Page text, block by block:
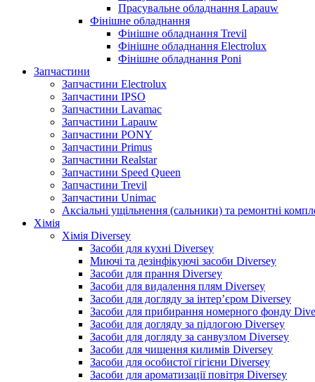
Прасувальне обладнання Lapauw
Фінішне обладнання
Фінішне обладнання Trevil
Фінішне обладнання Electrolux
Фінішне обладнання Poni
Запчастини
Запчастини Electrolux
Запчастини IPSO
Запчастини Lavamac
Запчастини Lapauw
Запчастини PONY
Запчастини Primus
Запчастини Realstar
Запчастини Speed Queen
Запчастини Trevil
Запчастини Unimac
Аксіальні ущільнення (сальники) та ремонтні
Хімія
Хімія Diversey
Засоби для кухні Diversey
Миючі та дезінфікуючі засоби Diversey
Засоби для прання Diversey
Засоби для видалення плям Diversey
Засоби для догляду за інтер’єром Diversey
Засоби для прибирання номерного фонду
Засоби для догляду за підлогою Diversey
Засоби для догляду за санвузлом Diversey
Засоби для чищення килимів Diversey
Засоби для особистої гігієни Diversey
Засоби для ароматизації повітря Diversey